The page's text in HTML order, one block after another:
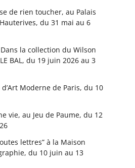
de rien toucher, au Palais
du 31 mai au 6
Dans la collection du Wilson
BAL, du 19 juin 2026 au 3
Moderne de Paris, du 10
vie, au Jeu de Paume, du 12
lettres” à la Maison
du 10 juin au 13